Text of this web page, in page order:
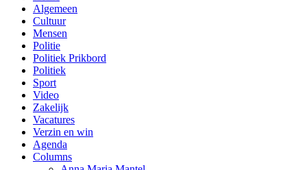
Algemeen
Cultuur
Mensen
Politie
Politiek Prikbord
Politiek
Sport
Video
Zakelijk
Vacatures
Verzin en win
Agenda
Columns